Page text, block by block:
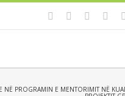
NË PROGRAMIN E MENTORIMIT NË